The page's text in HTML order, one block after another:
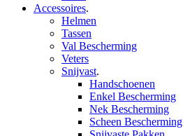
Accessoires.
Helmen
Tassen
Val Bescherming
Veters
Snijvast.
Handschoenen
Enkel Bescherming
Nek Bescherming
Scheen Bescherming